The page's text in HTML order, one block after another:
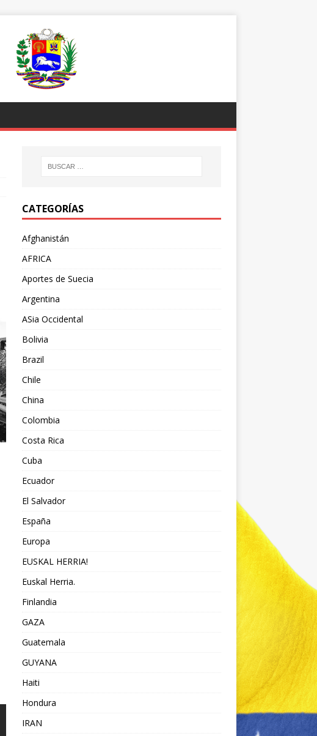
CATEGORÍAS
Afghanistán
AFRICA
Aportes de Suecia
Argentina
ASia Occidental
Bolivia
Brazil
Chile
China
Colombia
Costa Rica
Cuba
Ecuador
El Salvador
España
Europa
EUSKAL HERRIA!
Euskal Herria.
Finlandia
GAZA
Guatemala
GUYANA
Haiti
Hondura
IRAN